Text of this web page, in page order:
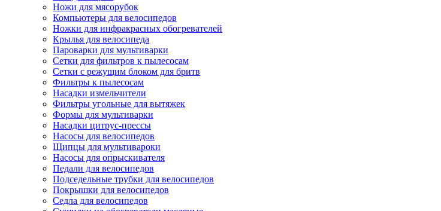
Ножи для мясорубок
Компьютеры для велосипедов
Ножки для инфракрасных обогревателей
Крылья для велосипеда
Пароварки для мультиварки
Сетки для фильтров к пылесосам
Сетки с режущим блоком для бритв
Фильтры к пылесосам
Насадки измельчители
Фильтры угольные для вытяжек
Формы для мультиварки
Насадки цитрус-прессы
Насосы для велосипедов
Щипцы для мультивароки
Насосы для опрыскивателя
Педали для велосипедов
Подседельные трубки для велосипедов
Покрышки для велосипедов
Седла для велосипедов